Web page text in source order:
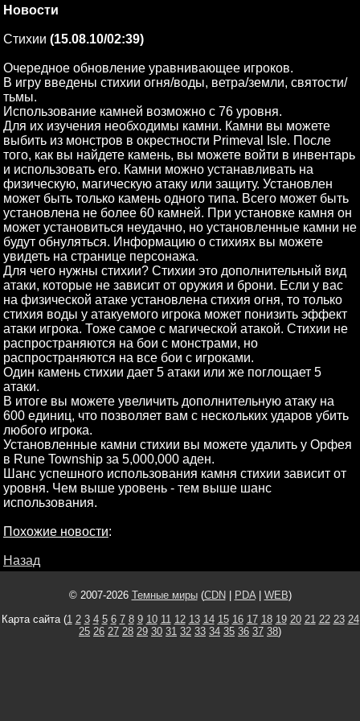
Новости
Стихии (15.08.10/02:39)
Очередное обновление уравнивающее игроков.
В игру введены стихии огня/воды, ветра/земли, святости/
тьмы.
Использование камней возможно с 76 уровня.
Для их изучения необходимы камни. Камни вы можете
выбить из монстров в окрестности Primeval Isle. После
того, как вы найдете камень, вы можете войти в инвентарь
и использовать его. Камни можно устанавливать на
физическую, магическую атаку или защиту. Установлен
может быть только камень одного типа. Всего может быть
установлена не более 60 камней. При установке камня он
может установиться неудачно, но установленные камни не
будут обнуляться. Информацию о стихиях вы можете
увидеть на странице персонажа.
Для чего нужны стихии? Стихии это дополнительный вид
атаки, которые не зависит от оружия и брони. Если у вас
на физической атаке установлена стихия огня, то только
стихия воды у атакуемого игрока может понизить эффект
атаки игрока. Тоже самое с магической атакой. Стихии не
распространяются на бои с монстрами, но
распространяются на все бои с игроками.
Один камень стихии дает 5 атаки или же поглощает 5
атаки.
В итоге вы можете увеличить дополнительную атаку на
600 единиц, что позволяет вам с нескольких ударов убить
любого игрока.
Установленные камни стихии вы можете удалить у Орфея
в Rune Township за 5,000,000 аден.
Шанс успешного использования камня стихии зависит от
уровня. Чем выше уровень - тем выше шанс
использования.
Похожие новости:
Назад
© 2007-2026 Темные миры(CDN PDA| WEB)
Карта сайта (1 2 3 4 5 6 7 8 9 10 11 12 13 14 15 16 17 18 19 20 21 22 23 24
25 26 27 28 29 30 31 32 33 34 35 36 37 38)